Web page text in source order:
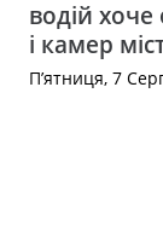
водій
і камер
П’ятниця, 7